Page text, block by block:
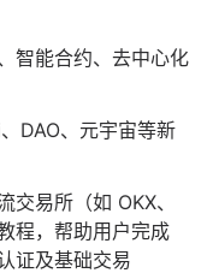
智能合约、去中心化
DAO、元宇宙等新
交易所（如 OKX、
程，帮助用户完成
证及基础交易